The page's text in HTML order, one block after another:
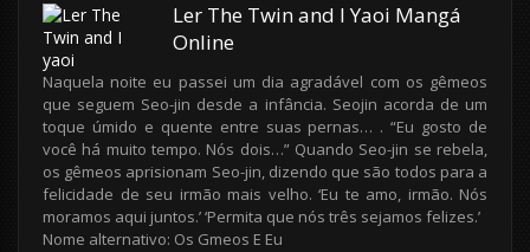
Ler The Twin and I Yaoi Mangá
Online
Naquela noite eu passei um dia agradável com os gêmeos
que seguem Seo-jin desde a infância. Seojin acorda de um
toque úmido e quente entre suas pernas… . “Eu gosto de
você há muito tempo. Nós dois…” Quando Seo-jin se rebela,
os gêmeos aprisionam Seo-jin, dizendo que são todos para a
felicidade de seu irmão mais velho. ‘Eu te amo, irmão. Nós
moramos aqui juntos.’ ‘Permita que nós três sejamos felizes.’
Nome alternativo: Os Gmeos E Eu